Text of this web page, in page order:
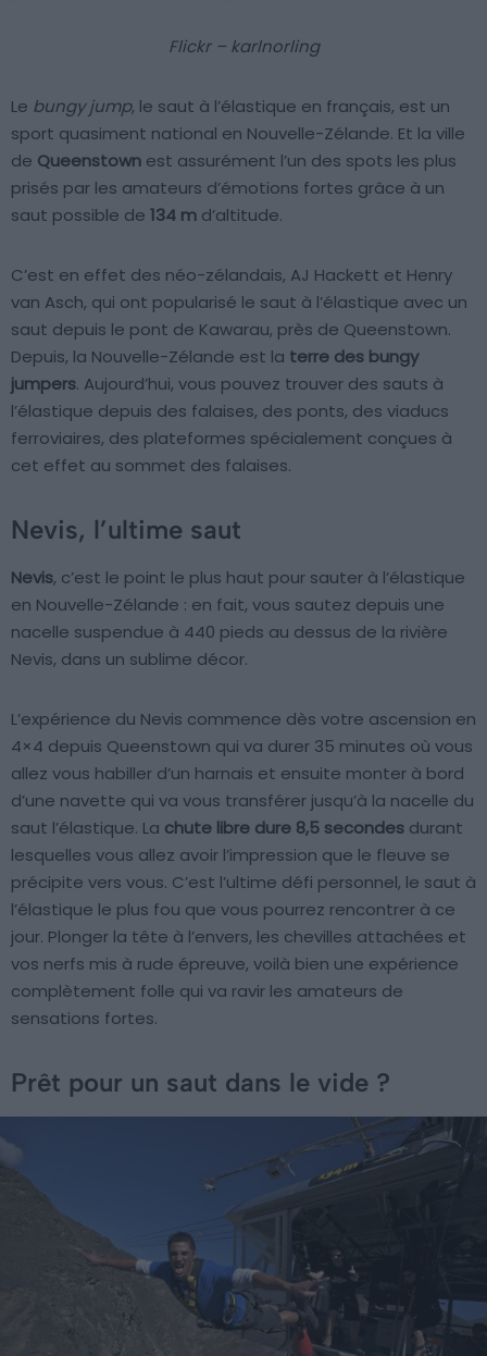
Flickr – karlnorling
Le bungy jump, le saut à l’élastique en français, est un
sport quasiment national en Nouvelle-Zélande. Et la ville
de Queenstown est assurément l’un des spots les plus
prisés par les amateurs d’émotions fortes grâce à un
saut possible de 134 m d’altitude.
C’est en effet des néo-zélandais, AJ Hackett et Henry
van Asch, qui ont popularisé le saut à l’élastique avec un
saut depuis le pont de Kawarau, près de Queenstown.
Depuis, la Nouvelle-Zélande est la terre des bungy
jumpers. Aujourd’hui, vous pouvez trouver des sauts à
l’élastique depuis des falaises, des ponts, des viaducs
ferroviaires, des plateformes spécialement conçues à
cet effet au sommet des falaises.
Nevis, l’ultime saut
Nevis, c’est le point le plus haut pour sauter à l’élastique
en Nouvelle-Zélande : en fait, vous sautez depuis une
nacelle suspendue à 440 pieds au dessus de la rivière
Nevis, dans un sublime décor.
L’expérience du Nevis commence dès votre ascension en
4×4 depuis Queenstown qui va durer 35 minutes où vous
allez vous habiller d’un harnais et ensuite monter à bord
d’une navette qui va vous transférer jusqu’à la nacelle du
saut l’élastique. La chute libre dure 8,5 secondes durant
lesquelles vous allez avoir l’impression que le fleuve se
précipite vers vous. C’est l’ultime défi personnel, le saut à
l’élastique le plus fou que vous pourrez rencontrer à ce
jour. Plonger la tête à l’envers, les chevilles attachées et
vos nerfs mis à rude épreuve, voilà bien une expérience
complètement folle qui va ravir les amateurs de
sensations fortes.
Prêt pour un saut dans le vide ?